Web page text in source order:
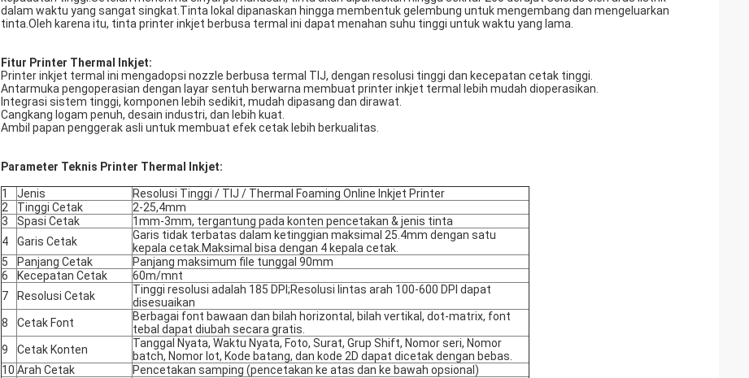
dalam waktu yang sangat singkat.Tinta lokal dipanaskan hingga membentuk gelembung untuk mengembang dan mengeluarkan
tinta.Oleh karena itu, tinta printer inkjet berbusa termal ini dapat menahan suhu tinggi untuk waktu yang lama.
Fitur Printer Thermal Inkjet:
Printer inkjet termal ini mengadopsi nozzle berbusa termal TIJ, dengan resolusi tinggi dan kecepatan cetak tinggi.
Antarmuka pengoperasian dengan layar sentuh berwarna membuat printer inkjet termal lebih mudah dioperasikan.
Integrasi sistem tinggi, komponen lebih sedikit, mudah dipasang dan dirawat.
Cangkang logam penuh, desain industri, dan lebih kuat.
Ambil papan penggerak asli untuk membuat efek cetak lebih berkualitas.
Parameter Teknis Printer Thermal Inkjet:
1 Jenis
Resolusi Tinggi / TIJ / Thermal Foaming Online Inkjet Printer
2
Tinggi Cetak
2-25,4mm
3
Spasi Cetak
1mm-3mm, tergantung pada konten pencetakan & jenis tinta
4
Garis Cetak
Garis tidak terbatas dalam ketinggian maksimal 25.4mm dengan satu
kepala cetak.Maksimal bisa dengan 4 kepala cetak.
5
Panjang Cetak
Panjang maksimum file tunggal 90mm
6
Kecepatan Cetak
60m/mnt
7
Resolusi Cetak
Tinggi resolusi adalah 185 DPI;Resolusi lintas arah 100-600 DPI dapat
disesuaikan
8
Cetak Font
Berbagai font bawaan dan bilah horizontal, bilah vertikal, dot-matrix, font
tebal dapat diubah secara gratis.
9
Cetak Konten
Tanggal Nyata, Waktu Nyata, Foto, Surat, Grup Shift, Nomor seri, Nomor
batch, Nomor lot, Kode batang, dan kode 2D dapat dicetak dengan bebas.
10 Arah Cetak
Pencetakan samping (pencetakan ke atas dan ke bawah opsional)